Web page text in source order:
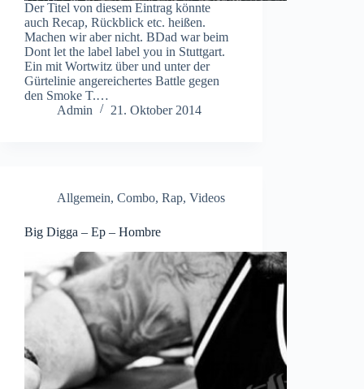
Der Titel von diesem Eintrag könnte
auch Recap, Rückblick etc. heißen.
Machen wir aber nicht. BDad war beim
Dont let the label label you in Stuttgart.
Ein mit Wortwitz über und unter der
Gürtelinie angereichertes Battle gegen
den Smoke T.…
Admin
21. Oktober 2014
Allgemein, Combo, Rap, Videos
Big Digga – Ep – Hombre